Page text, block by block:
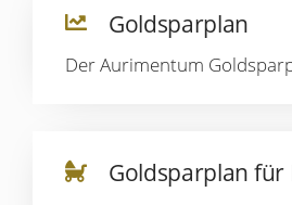
Goldsparplan
Der Aurimentum
Goldsparplan für